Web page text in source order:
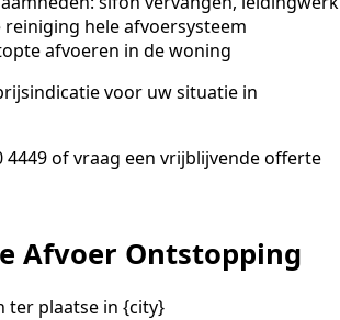
reiniging hele afvoersysteem
afvoeren in de woning
voor uw situatie in
4449 of vraag een vrijblijvende offerte
Afvoer Ontstopping
ter plaatse in {city}